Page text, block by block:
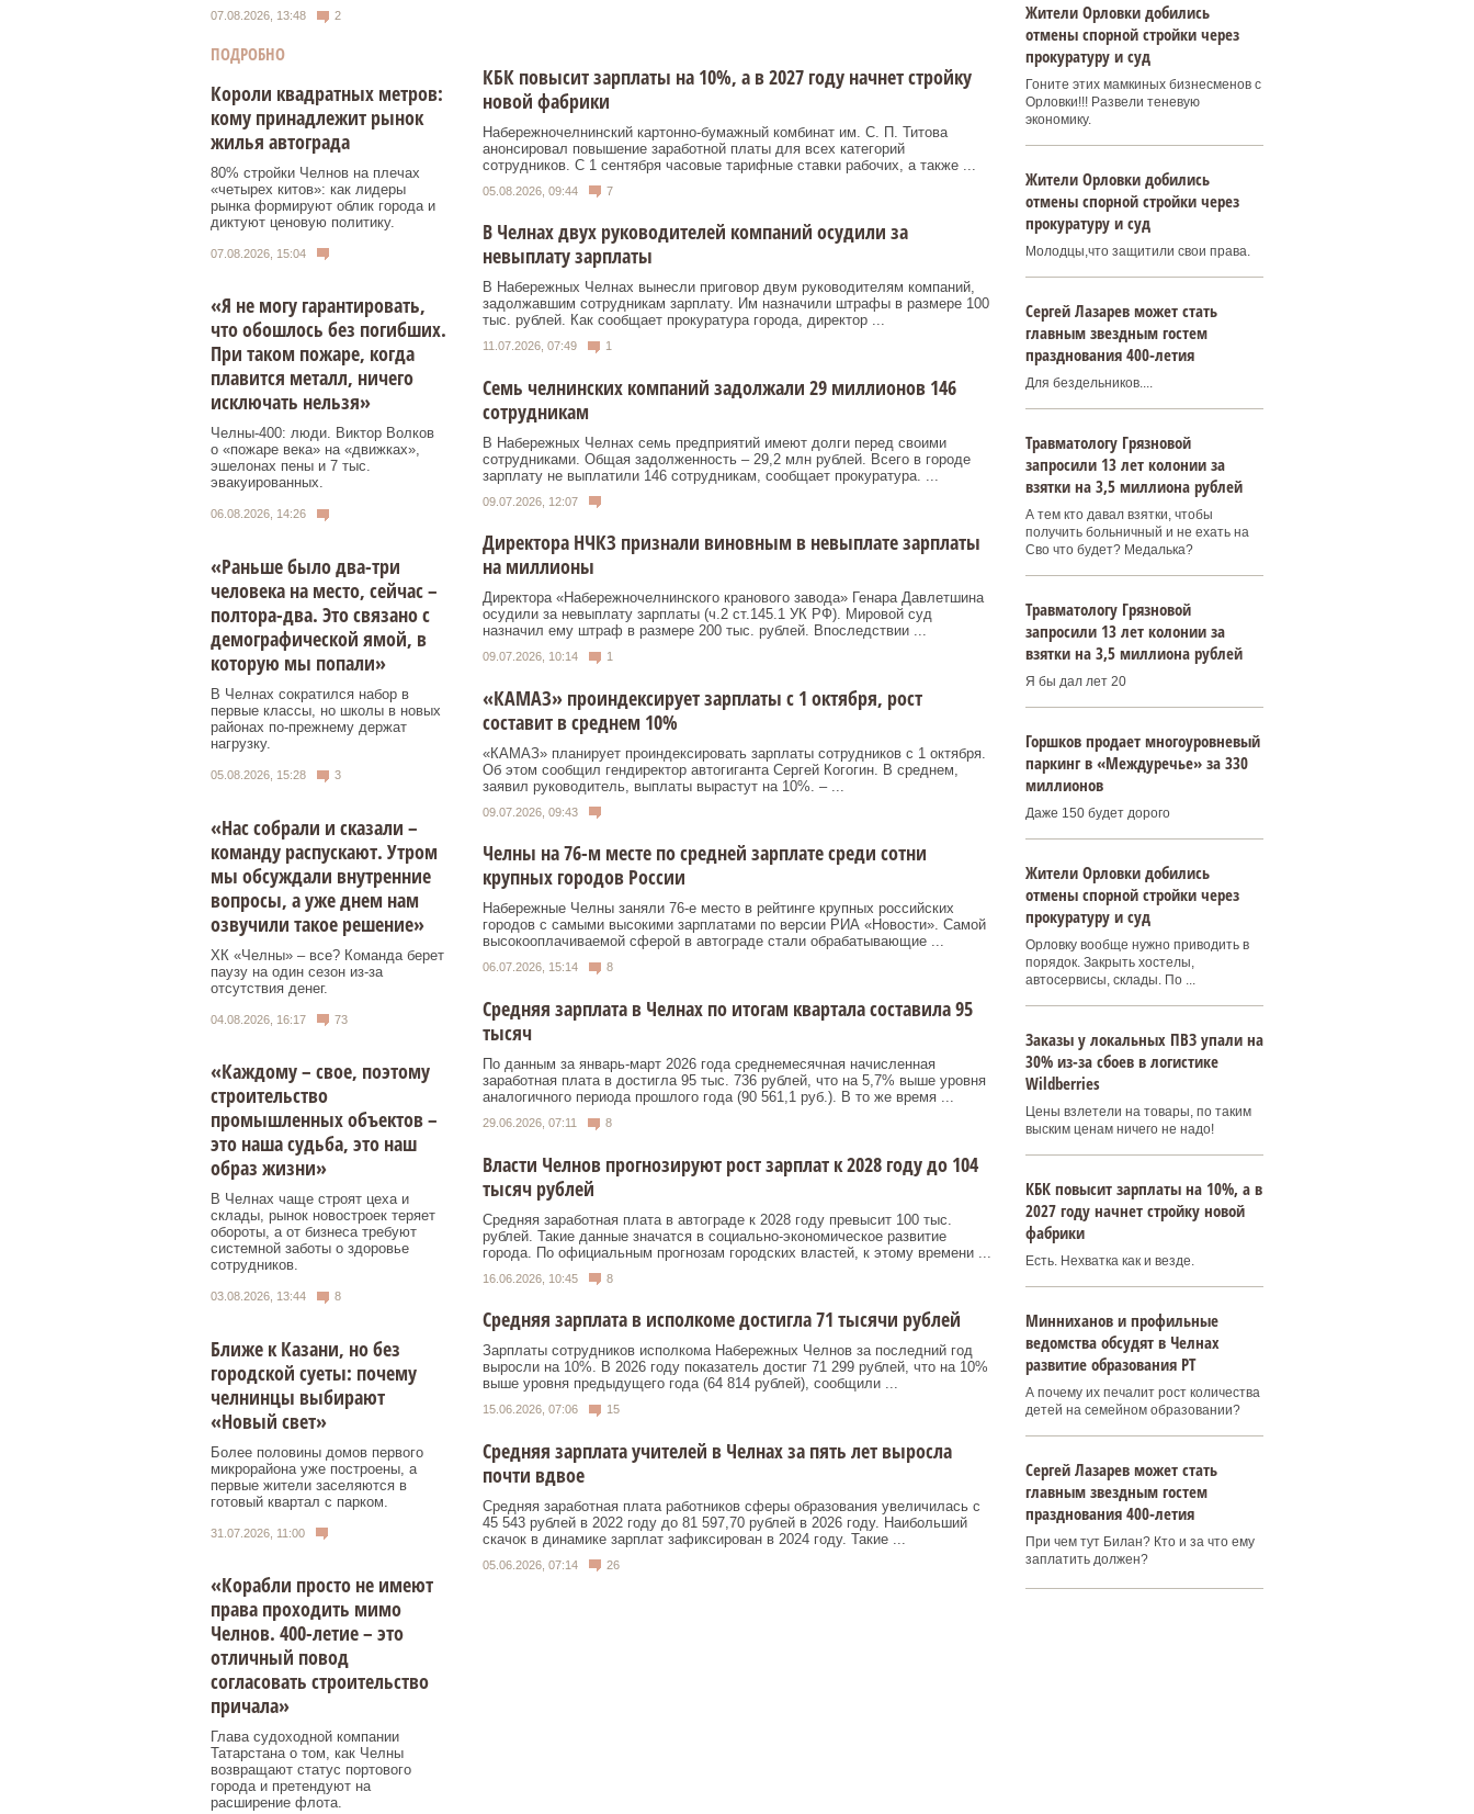
07.08.2026, 13:48 2
ПОДРОБНО
Короли квадратных метров:
кому принадлежит рынок
жилья автограда
80% стройки Челнов на плечах
«четырех китов»: как лидеры
рынка формируют облик города и
диктуют ценовую политику.
07.08.2026, 15:04
«Я не могу гарантировать,
что обошлось без погибших.
При таком пожаре, когда
плавится металл, ничего
исключать нельзя»
Челны-400: люди. Виктор Волков
о «пожаре века» на «движках»,
эшелонах пены и 7 тыс.
эвакуированных.
06.08.2026, 14:26
«Раньше было два-три
человека на место, сейчас –
полтора-два. Это связано с
демографической ямой, в
которую мы попали»
В Челнах сократился набор в
первые классы, но школы в новых
районах по-прежнему держат
нагрузку.
05.08.2026, 15:28 3
«Нас собрали и сказали –
команду распускают. Утром
мы обсуждали внутренние
вопросы, а уже днем нам
озвучили такое решение»
ХК «Челны» – все? Команда берет
паузу на один сезон из-за
отсутствия денег.
04.08.2026, 16:17 73
«Каждому – свое, поэтому
строительство
промышленных объектов –
это наша судьба, это наш
образ жизни»
В Челнах чаще строят цеха и
склады, рынок новостроек теряет
обороты, а от бизнеса требуют
системной заботы о здоровье
сотрудников.
03.08.2026, 13:44 8
Ближе к Казани, но без
городской суеты: почему
челнинцы выбирают
«Новый свет»
Более половины домов первого
микрорайона уже построены, а
первые жители заселяются в
готовый квартал с парком.
31.07.2026, 11:00
«Корабли просто не имеют
права проходить мимо
Челнов. 400-летие – это
отличный повод
согласовать строительство
причала»
Глава судоходной компании
Татарстана о том, как Челны
возвращают статус портового
города и претендуют на
расширение флота.
КБК повысит зарплаты на 10%, а в 2027 году начнет стройку
новой фабрики
Набережночелнинский картонно‑бумажный комбинат им. С. П. Титова
анонсировал повышение заработной платы для всех категорий
сотрудников. С 1 сентября часовые тарифные ставки рабочих, а также ...
05.08.2026, 09:44 7
В Челнах двух руководителей компаний осудили за
невыплату зарплаты
В Набережных Челнах вынесли приговор двум руководителям компаний,
задолжавшим сотрудникам зарплату. Им назначили штрафы в размере 100
тыс. рублей. Как сообщает прокуратура города, директор ...
11.07.2026, 07:49 1
Семь челнинских компаний задолжали 29 миллионов 146
сотрудникам
В Набережных Челнах семь предприятий имеют долги перед своими
сотрудниками. Общая задолженность – 29,2 млн рублей. Всего в городе
зарплату не выплатили 146 сотрудникам, сообщает прокуратура. ...
09.07.2026, 12:07
Директора НЧКЗ признали виновным в невыплате зарплаты
на миллионы
Директора «Набережночелнинского кранового завода» Генара Давлетшина
осудили за невыплату зарплаты (ч.2 ст.145.1 УК РФ). Мировой суд
назначил ему штраф в размере 200 тыс. рублей. Впоследствии ...
09.07.2026, 10:14 1
«КАМАЗ» проиндексирует зарплаты с 1 октября, рост
составит в среднем 10%
«КАМАЗ» планирует проиндексировать зарплаты сотрудников с 1 октября.
Об этом сообщил гендиректор автогиганта Сергей Когогин. В среднем,
заявил руководитель, выплаты вырастут на 10%. – ...
09.07.2026, 09:43
Челны на 76-м месте по средней зарплате среди сотни
крупных городов России
Набережные Челны заняли 76-е место в рейтинге крупных российских
городов с самыми высокими зарплатами по версии РИА «Новости». Самой
высокооплачиваемой сферой в автограде стали обрабатывающие ...
06.07.2026, 15:14 8
Средняя зарплата в Челнах по итогам квартала составила 95
тысяч
По данным за январь-март 2026 года среднемесячная начисленная
заработная плата в достигла 95 тыс. 736 рублей, что на 5,7% выше уровня
аналогичного периода прошлого года (90 561,1 руб.). В то же время ...
29.06.2026, 07:11 8
Власти Челнов прогнозируют рост зарплат к 2028 году до 104
тысяч рублей
Средняя заработная плата в автограде к 2028 году превысит 100 тыс.
рублей. Такие данные значатся в социально-экономическое развитие
города. По официальным прогнозам городских властей, к этому времени ...
16.06.2026, 10:45 8
Средняя зарплата в исполкоме достигла 71 тысячи рублей
Зарплаты сотрудников исполкома Набережных Челнов за последний год
выросли на 10%. В 2026 году показатель достиг 71 299 рублей, что на 10%
выше уровня предыдущего года (64 814 рублей), сообщили ...
15.06.2026, 07:06 15
Средняя зарплата учителей в Челнах за пять лет выросла
почти вдвое
Средняя заработная плата работников сферы образования увеличилась с
45 543 рублей в 2022 году до 81 597,70 рублей в 2026 году. Наибольший
скачок в динамике зарплат зафиксирован в 2024 году. Такие ...
05.06.2026, 07:14 26
Жители Орловки добились
отмены спорной стройки через
прокуратуру и суд
Гоните этих мамкиных бизнесменов с
Орловки!!! Развели теневую
экономику.
Жители Орловки добились
отмены спорной стройки через
прокуратуру и суд
Молодцы,что защитили свои права.
Сергей Лазарев может стать
главным звездным гостем
празднования 400‑летия
Для бездельников....
Травматологу Грязновой
запросили 13 лет колонии за
взятки на 3,5 миллиона рублей
А тем кто давал взятки, чтобы
получить больничный и не ехать на
Сво что будет? Медалька?
Травматологу Грязновой
запросили 13 лет колонии за
взятки на 3,5 миллиона рублей
Я бы дал лет 20
Горшков продает многоуровневый
паркинг в «Междуречье» за 330
миллионов
Даже 150 будет дорого
Жители Орловки добились
отмены спорной стройки через
прокуратуру и суд
Орловку вообще нужно приводить в
порядок. Закрыть хостелы,
автосервисы, склады. По ...
Заказы у локальных ПВЗ упали на
30% из-за сбоев в логистике
Wildberries
Цены взлетели на товары, по таким
выским ценам ничего не надо!
КБК повысит зарплаты на 10%, а в
2027 году начнет стройку новой
фабрики
Есть. Нехватка как и везде.
Минниханов и профильные
ведомства обсудят в Челнах
развитие образования РТ
А почему их печалит рост количества
детей на семейном образовании?
Сергей Лазарев может стать
главным звездным гостем
празднования 400‑летия
При чем тут Билан? Кто и за что ему
заплатить должен?